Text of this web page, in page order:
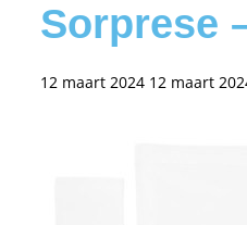
Sorprese
12 maart 2024 12 maart